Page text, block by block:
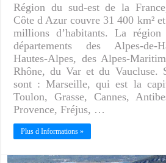
Région du sud-est de la
Côte d Azur couvre 31 400 km²
millions d’habitants. La
départements des Alpes-de-
Hautes-Alpes, des Alpes-
Rhône, du Var et du Vaucluse.
sont : Marseille, qui est la
Toulon, Grasse, Cannes,
Provence, Fréjus, …
Plus d Informations »